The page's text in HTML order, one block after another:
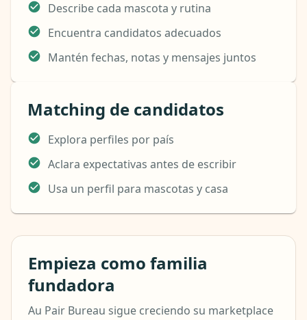
Describe cada mascota y rutina
Encuentra candidatos adecuados
Mantén fechas, notas y mensajes juntos
Matching de candidatos
Explora perfiles por país
Aclara expectativas antes de escribir
Usa un perfil para mascotas y casa
Empieza como familia
fundadora
Au Pair Bureau sigue creciendo su marketplace